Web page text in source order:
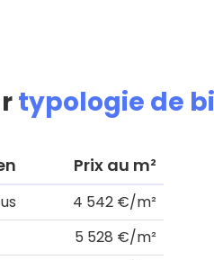
typologie de
Prix au m²
4 542 €/m²
5 528 €/m²